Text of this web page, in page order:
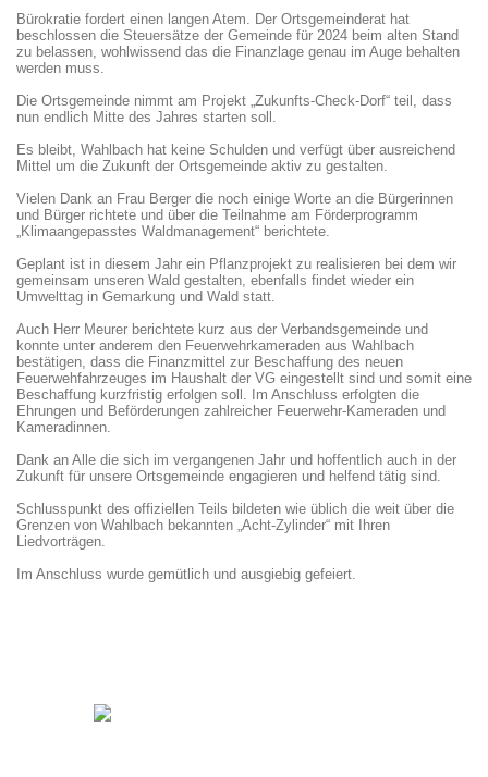
Bürokratie fordert einen langen Atem. Der Ortsgemeinderat hat
beschlossen die Steuersätze der Gemeinde für 2024 beim alten Stand
zu belassen, wohlwissend das die Finanzlage genau im Auge behalten
werden muss.
Die Ortsgemeinde nimmt am Projekt „Zukunfts-Check-Dorf“ teil, dass
nun endlich Mitte des Jahres starten soll.
Es bleibt, Wahlbach hat keine Schulden und verfügt über ausreichend
Mittel um die Zukunft der Ortsgemeinde aktiv zu gestalten.
Vielen Dank an Frau Berger die noch einige Worte an die Bürgerinnen
und Bürger richtete und über die Teilnahme am Förderprogramm
„Klimaangepasstes Waldmanagement“ berichtete.
Geplant ist in diesem Jahr ein Pflanzprojekt zu realisieren bei dem wir
gemeinsam unseren Wald gestalten, ebenfalls findet wieder ein
Umwelttag in Gemarkung und Wald statt.
Auch Herr Meurer berichtete kurz aus der Verbandsgemeinde und
konnte unter anderem den Feuerwehrkameraden aus Wahlbach
bestätigen, dass die Finanzmittel zur Beschaffung des neuen
Feuerwehfahrzeuges im Haushalt der VG eingestellt sind und somit eine
Beschaffung kurzfristig erfolgen soll. Im Anschluss erfolgten die
Ehrungen und Beförderungen zahlreicher Feuerwehr-Kameraden und
Kameradinnen.
Dank an Alle die sich im vergangenen Jahr und hoffentlich auch in der
Zukunft für unsere Ortsgemeinde engagieren und helfend tätig sind.
Schlusspunkt des offiziellen Teils bildeten wie üblich die weit über die
Grenzen von Wahlbach bekannten „Acht-Zylinder“ mit Ihren
Liedvorträgen.
Im Anschluss wurde gemütlich und ausgiebig gefeiert.